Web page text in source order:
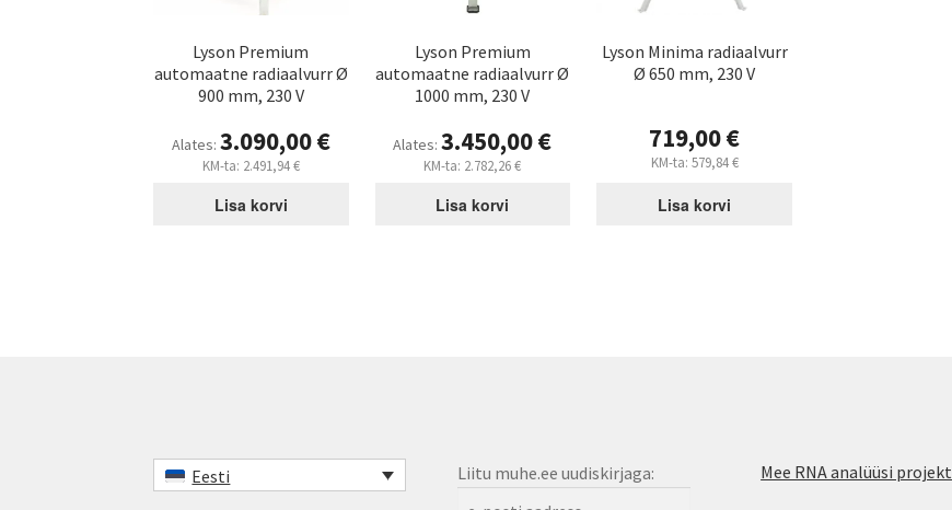
Lyson Premium
automaatne radiaalvurr Ø
900 mm, 230 V
Alates: 3.090,00€
KM-ta: 2.491,94€
Lisa korvi
Lyson Premium
automaatne radiaalvurr Ø
1000 mm, 230 V
Alates:3.450,00€
KM-ta: 2.782,26€
Lisa korvi
Lyson Minima radiaalvurr
Ø 650 mm, 230 V
719,00€
KM-ta: 579,84€
Lisa korvi
Eesti Liitu muhe.ee uudiskirjaga: Mee RNA analüüsi projekt